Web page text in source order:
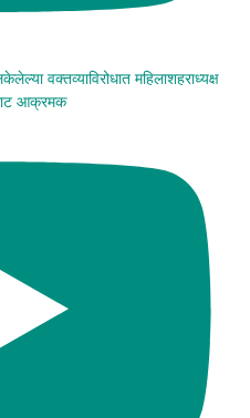
वक्तव्याविरोधात महिलाशहराध्यक्ष
आक्रमक